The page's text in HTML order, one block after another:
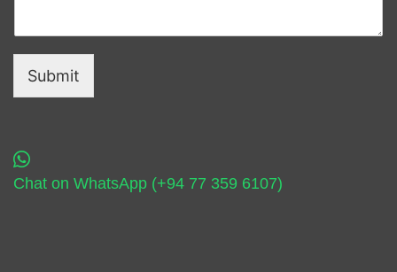
Submit
Chat on WhatsApp (+94 77 359 6107)